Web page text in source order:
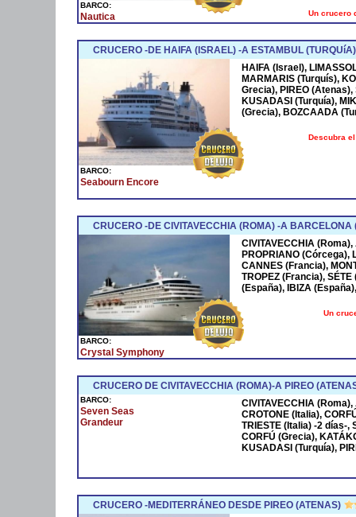
BARCO:
Nautica Un crucero
CRUCERO -DE HAIFA (ISRAEL) -A ESTAMBUL
BARCO:
Seabourn Encore
HAIFA (Israel),
MARMARIS (Turquís),
Grecia), PIREO (Atenas),
KUSADASI (Turquía),
(Grecia), BOZCAADA
Descubra
CRUCERO -DE CIVITAVECCHIA (ROMA) -A BARCELONA
BARCO:
Crystal Symphony
CIVITAVECCHIA
PROPRIANO (Córcega),
CANNES (Francia),
TROPEZ (Francia),
(España), IBIZA
Un
CRUCERO DE CIVITAVECCHIA (ROMA)-A PIREO
BARCO:
Seven Seas
Grandeur
CIVITAVECCHIA
CROTONE (Italia),
TRIESTE (Italia) -2 días-,
CORFÚ (Grecia),
KUSADASI (Turquía),
CRUCERO -MEDITERRÁNEO DESDE PIREO (ATENAS)